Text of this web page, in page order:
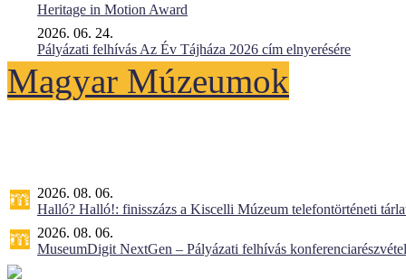
Heritage in Motion Award
2026. 06. 24.
Pályázati felhívás Az Év Tájháza 2026 cím elnyerésére
Magyar Múzeumok
2026. 08. 06.
Halló? Halló!: finisszázs a Kiscelli Múzeum telefontörténeti
2026. 08. 06.
MuseumDigit NextGen – Pályázati felhívás